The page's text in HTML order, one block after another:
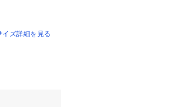
イズ詳細を見る